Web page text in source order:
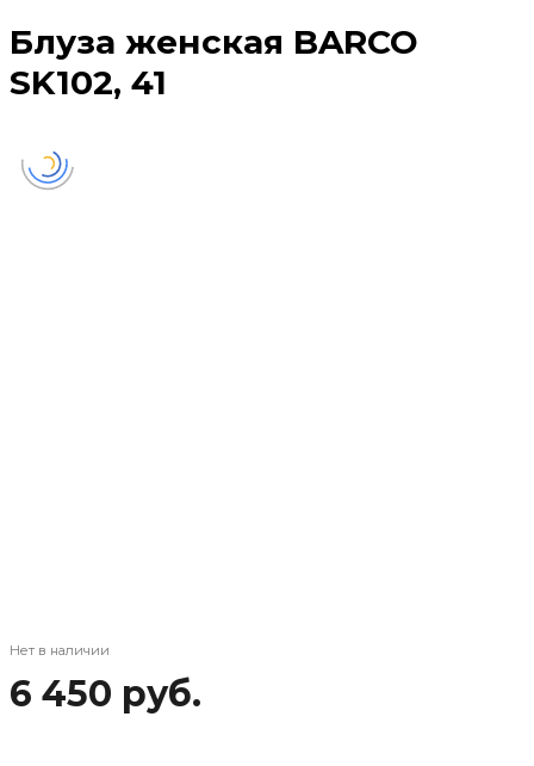
Блуза женская BARCO
SK102, 41
Нет в наличии
6 450 руб.